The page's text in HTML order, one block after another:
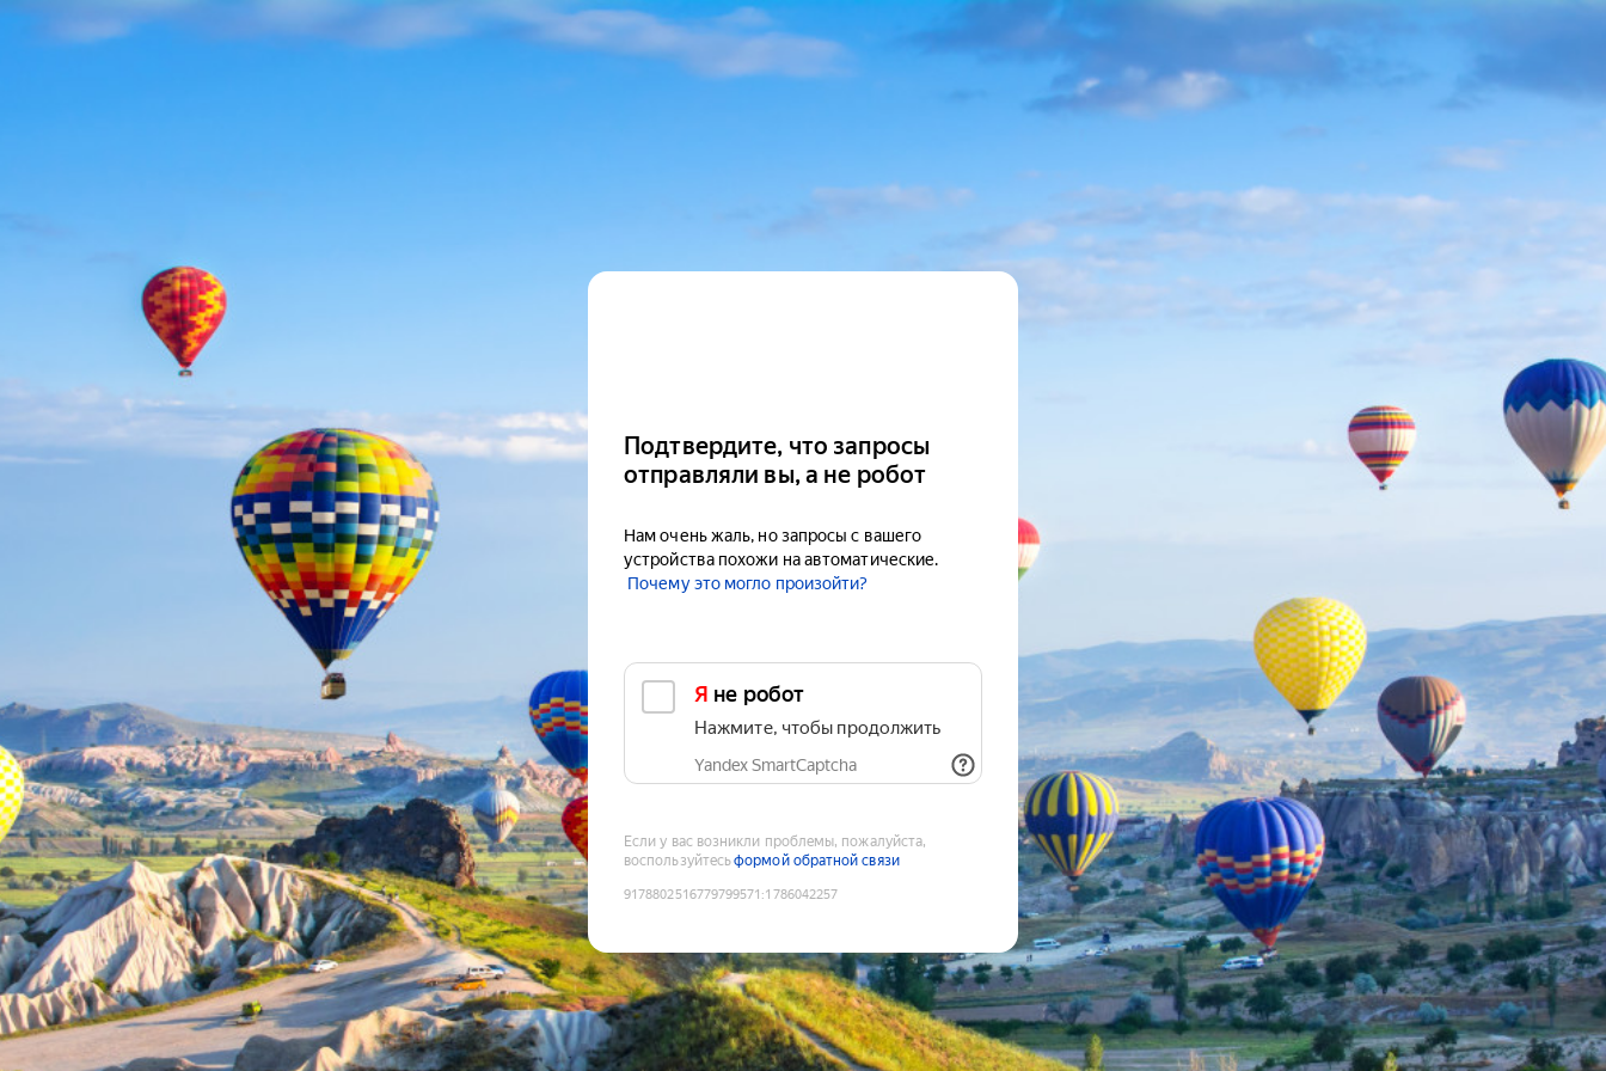
Подтвердите, что запросы
отправляли вы, а не робот
Нам очень жаль, но запросы с вашего
устройства похожи на автоматические.
Почему это могло произойти?
Я не робот
Нажмите, чтобы продолжить
Yandex SmartCaptcha
Если у вас возникли проблемы, пожалуйста,
воспользуйтесьформой обратной связи
9178802516779799571 :1786042257